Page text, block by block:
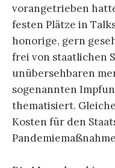
vorangetrieben
festen Plätze in
honorige, gern
frei von staatlichen
unübersehbaren
sogenannten
thematisiert.
Kosten für den